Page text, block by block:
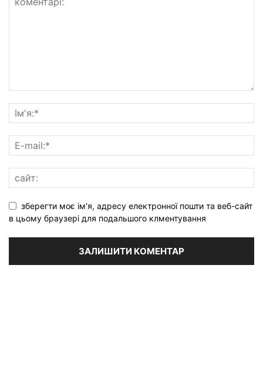
зберегти моє ім'я, адресу електронної пошти та веб-сайт
в цьому браузері для подальшого клментування